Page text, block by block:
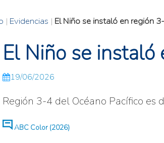
| Evidencias | El Niño se instaló en región
El Niño se
19/06/2026
Región 3-4 del Océano Pacífico es
ABC Color (2026)